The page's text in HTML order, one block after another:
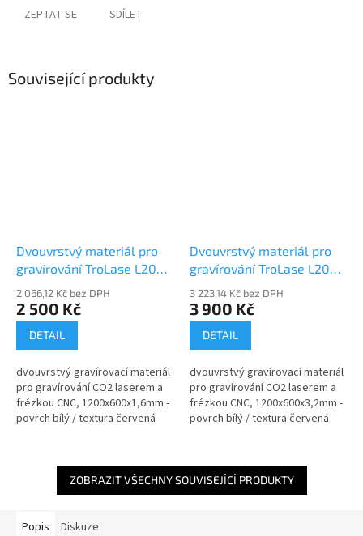
ZEPTAT SE SDÍLET
Související produkty
Dvouvrstvý materiál pro
gravírování TroLase L206-
2 066,12 Kč bez DPH
2 500 Kč
DETAIL
dvouvrstvý gravírovací materiál
pro gravírování CO2 laserem a
frézkou CNC, 1200x600x1,6mm -
povrch bílý / textura červená
Dvouvrstvý materiál pro
gravírování TroLase L206-
3 223,14 Kč bez DPH
3 900 Kč
DETAIL
dvouvrstvý gravírovací materiál
pro gravírování CO2 laserem a
frézkou CNC, 1200x600x3,2mm -
povrch bílý / textura červená
ZOBRAZIT VŠECHNY SOUVISEJÍCÍ PRODUKTY
Popis Diskuze